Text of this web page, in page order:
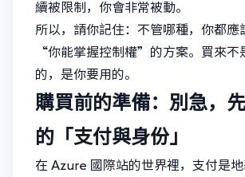
續被限制，你會非常被動。
所以，請你記住：不管哪種，你都應
“你能掌握控制權”的方案。買來不
的，是你要用的。
購買前的準備：別急，
的「支付與身份」
在 Azure 國際站的世界裡，支付是